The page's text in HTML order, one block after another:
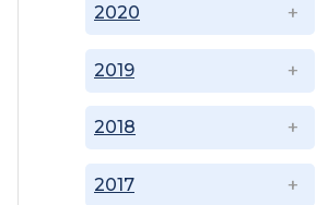
2017
2018
2019
2020